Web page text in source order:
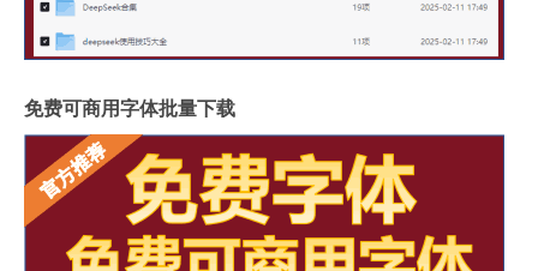
免费可商用字体批量下载